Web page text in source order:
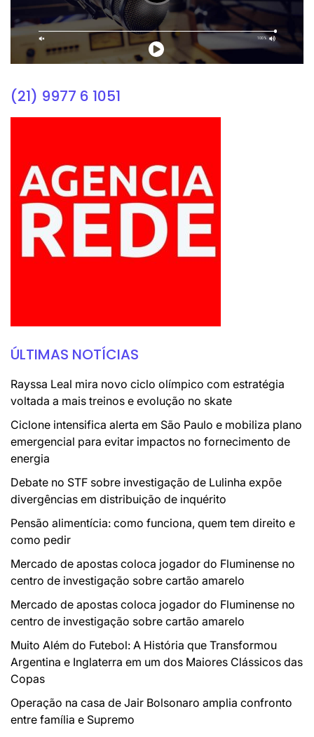
(21) 9977 6 1051
ÚLTIMAS NOTÍCIAS
Rayssa Leal mira novo ciclo olímpico com estratégia
voltada a mais treinos e evolução no skate
Ciclone intensifica alerta em São Paulo e mobiliza plano
emergencial para evitar impactos no fornecimento de
energia
Debate no STF sobre investigação de Lulinha expõe
divergências em distribuição de inquérito
Pensão alimentícia: como funciona, quem tem direito e
como pedir
Mercado de apostas coloca jogador do Fluminense no
centro de investigação sobre cartão amarelo
Mercado de apostas coloca jogador do Fluminense no
centro de investigação sobre cartão amarelo
Muito Além do Futebol: A História que Transformou
Argentina e Inglaterra em um dos Maiores Clássicos das
Copas
Operação na casa de Jair Bolsonaro amplia confronto
entre família e Supremo